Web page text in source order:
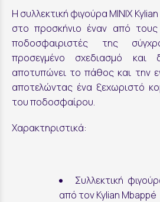
Η συλλεκτική φιγούρα MINIX
στο προσκήνιο έναν από τους
ποδοσφαιριστές της
προσεγμένο σχεδιασμό και
αποτυπώνει το πάθος και την
αποτελώντας ένα ξεχωριστό
του ποδοσφαίρου.
Χαρακτηριστικά:
Συλλεκτική
από τον Kylian Mbappé